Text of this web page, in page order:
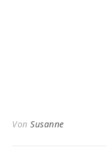
Von Susanne